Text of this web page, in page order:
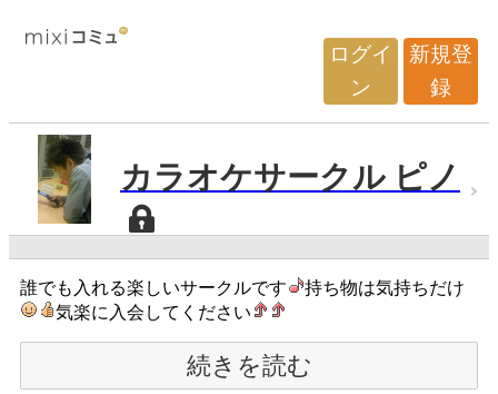
ログイ
ン
新規登
録
カラオケサークル ピノ
誰でも入れる楽しいサークルです
持ち物は気持ちだけ
気楽に入会してください
続きを読む